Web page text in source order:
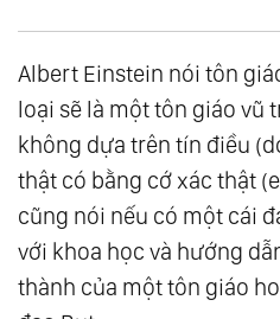
Albert Einstein nói tôn
loại sẽ là một tôn giáo vũ
không dựa trên tín điều
thật có bằng cớ xác thật
cũng nói nếu có một cái
với khoa học và hướng
thành của một tôn giáo